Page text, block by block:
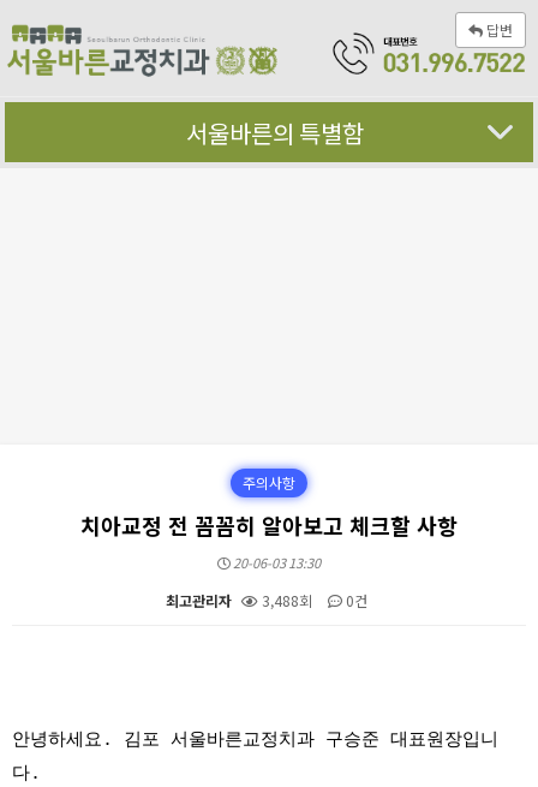
서울바른의 특별함
답변
주의사항
치아교정 전 꼼꼼히 알아보고 체크할 사항
20-06-03 13:30
최고관리자 3,488회 0건
안녕하세요. 김포 서울바른교정치과 구승준 대표원장입니
다.